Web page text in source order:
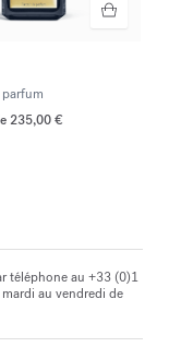
235,00 €
téléphone au +33 (0)1
au vendredi de